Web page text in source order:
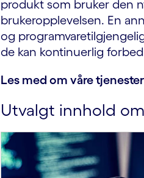
produkt som bruker den
brukeropplevelsen. En
og
de kan kontinuerlig
Les med om våre
Utvalgt innhold